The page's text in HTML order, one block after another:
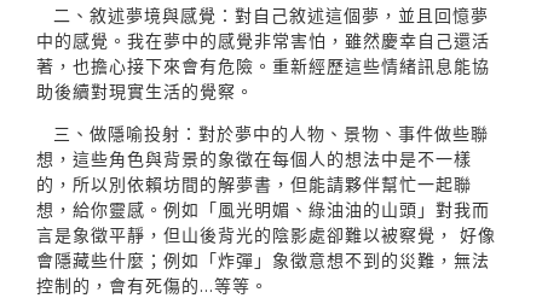
二、敘述夢境與感覺：對自己敘述這個夢，並且回憶夢
中的感覺。我在夢中的感覺非常害怕，雖然慶幸自己還活
著，也擔心接下來會有危險。重新經歷這些情緒訊息能協
助後續對現實生活的覺察。
三、做隱喻投射：對於夢中的人物、景物、事件做些聯
想，這些角色與背景的象徵在每個人的想法中是不一樣
的，所以別依賴坊間的解夢書，但能請夥伴幫忙一起聯
想，給你靈感。例如「風光明媚、綠油油的山頭」對我而
言是象徵平靜，但山後背光的陰影處卻難以被察覺， 好像
會隱藏些什麼；例如「炸彈」象徵意想不到的災難，無法
控制的，會有死傷的…等等。